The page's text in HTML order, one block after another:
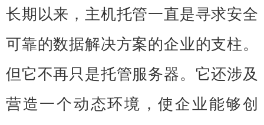
长期以来，主机托管一直是寻求安全
可靠的数据解决方案的企业的支柱。
但它不再只是托管服务器。它还涉及
营造一个动态环境，使企业能够创